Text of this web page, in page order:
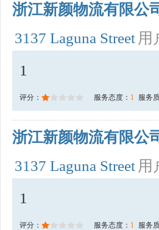
浙江新颜物流有限公
3137 Laguna Street 用
1
评分： 服务态度： 1 服务
浙江新颜物流有限公
3137 Laguna Street 用
1
评分： 服务态度： 1 服务